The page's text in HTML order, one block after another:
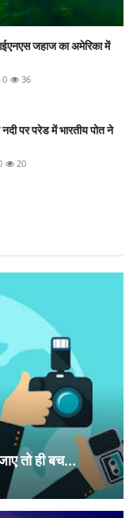
जहाज का अमेरिका में
0 36
पर परेड में भारतीय पोत ने
20
तो ही बच...